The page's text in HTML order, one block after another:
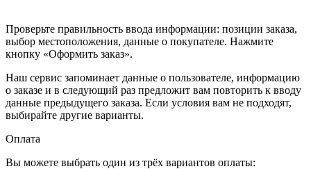
Проверьте правильность ввода информации: позиции заказа,
выбор местоположения, данные о покупателе. Нажмите
кнопку «Оформить заказ».
Наш сервис запоминает данные о пользователе, информацию
о заказе и в следующий раз предложит вам повторить к вводу
данные предыдущего заказа. Если условия вам не подходят,
выбирайте другие варианты.
Оплата
Вы можете выбрать один из трёх вариантов оплаты: